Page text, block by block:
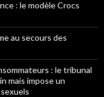
: le modèle Crocs
au secours des
: le tribunal
mais impose un